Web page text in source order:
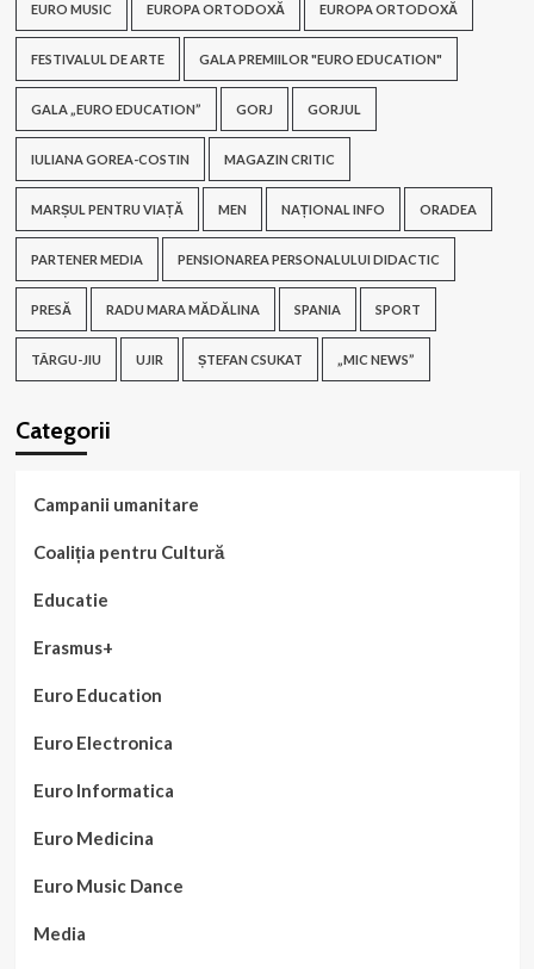
EURO MUSIC EUROPA ORTODOXĂ EUROPA ORTODOXĂ
FESTIVALUL DE ARTE GALA PREMIILOR "EURO EDUCATION"
GALA „EURO EDUCATION” GORJ GORJUL
IULIANA GOREA-COSTIN MAGAZIN CRITIC
MARȘUL PENTRU VIAȚĂ MEN NAȚIONAL INFO ORADEA
PARTENER MEDIA PENSIONAREA PERSONALULUI DIDACTIC
PRESĂ RADU MARA MĂDĂLINA SPANIA SPORT
TÂRGU-JIU UJIR ȘTEFAN CSUKAT „MIC NEWS”
Categorii
Campanii umanitare
Coaliția pentru Cultură
Educatie
Erasmus+
Euro Education
Euro Electronica
Euro Informatica
Euro Medicina
Euro Music Dance
Media